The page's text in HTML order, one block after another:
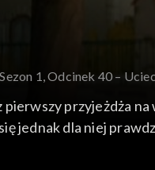
Sezon 1, Odcinek 40 –
przyjeżdża
jednak dla niej